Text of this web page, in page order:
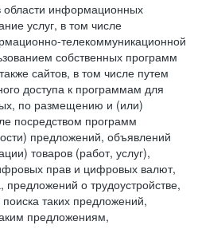
области информационных
услуг, в том числе
телекоммуникационной
собственных программ
сайтов, в том числе путем
доступа к программам для
по размещению и (или)
посредством программ
предложений, объявлений
товаров (работ, услуг),
прав и цифровых валют,
о трудоустройстве,
таких предложений,
предложениям,